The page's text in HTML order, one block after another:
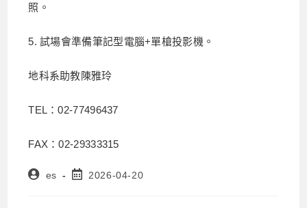
照。
5. 試場會準備筆記型電腦+單槍投影機。
地科系助教陳雅玲
TEL：02-77496437
FAX：02-29333315
es 2026-04-20